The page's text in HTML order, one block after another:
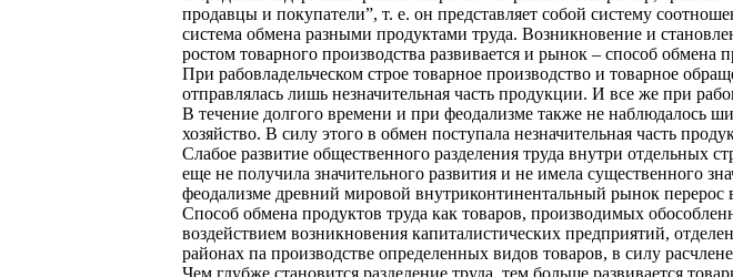
продавцы и покупатели”, т. е. он представляет собой систему
система обмена разными продуктами труда. Возникновение и
ростом товарного производства развивается и рынок – способ
При рабовладельческом строе товарное производство и товарное
отправлялась лишь незначительная часть продукции. И все же при
В течение долгого времени и при феодализме также не наблюдалось
хозяйство. В силу этого в обмен поступала незначительная часть
Слабое развитие общественного разделения труда внутри отдельных
еще не получила значительного развития и не имела существенного
феодализме древний мировой внутриконтинентальный рынок
Способ обмена продуктов труда как товаров, производимых
воздействием возникновения капиталистических предприятий,
районах па производстве определенных видов товаров, в силу